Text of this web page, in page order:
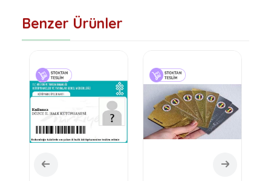
Benzer Ürünler